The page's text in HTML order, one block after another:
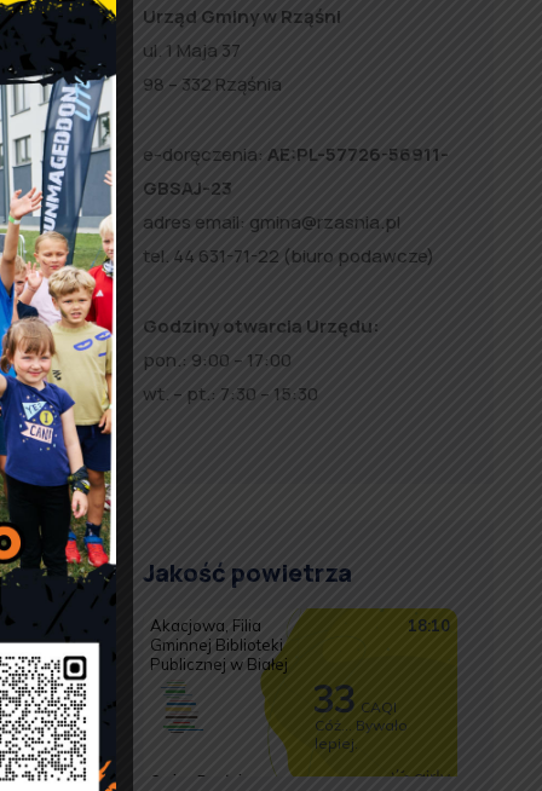
i
Urząd Gminy w Rząśni
ul. 1 Maja 37
98 – 332 Rząśnia
e-doręczenia: AE:PL-57726-56911-
GBSAJ-23
adres email: gmina@rzasnia.pl
tel. 44 631-71-22 (biuro podawcze)
Godziny otwarcia Urzędu:
pon.: 9:00 – 17:00
wt. – pt.: 7:30 – 15:30
Jakość powietrza